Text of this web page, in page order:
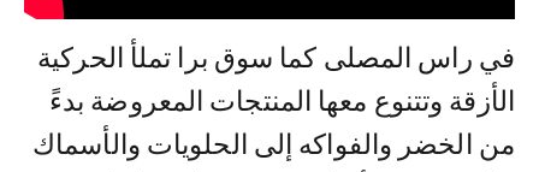
في راس المصلى كما سوق برا تملأ الحركية
الأزقة وتتنوع معها المنتجات المعروضة بدءً
من الخضر والفواكه إلى الحلويات والأسماك